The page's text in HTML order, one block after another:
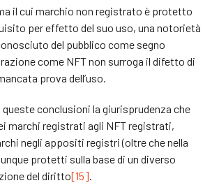
il cui marchio non registrato è protetto
per effetto del suo uso, una notorietà
del pubblico come segno
come NFT non surroga il difetto di
prova dell’uso.
conclusioni la giurisprudenza che
marchi registrati agli NFT registrati,
negli appositi registri (oltre che nella
protetti sulla base di un diverso
del diritto[15].